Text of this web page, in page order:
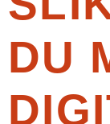
DU